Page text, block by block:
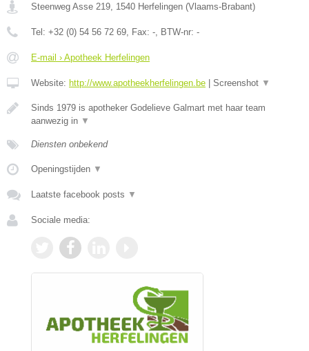
Steenweg Asse 219 1540 Herfelingen (Vlaams-Brabant)
Tel: +32 (0) 54 56 72 69 , Fax: - , BTW-nr: -
E-mail › Apotheek Herfelingen
Website: http://www.apotheekherfelingen.be Screenshot ▼
Sinds 1979 is apotheker Godelieve Galmart met haar team
aanwezig in ▼
Diensten onbekend
Openingstijden ▼
Laatste facebook posts ▼
Sociale media: